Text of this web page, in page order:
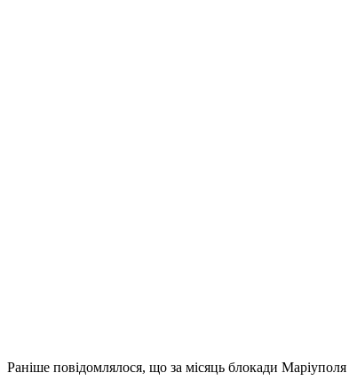
Раніше повідомлялося, що за місяць блокади Маріуполя